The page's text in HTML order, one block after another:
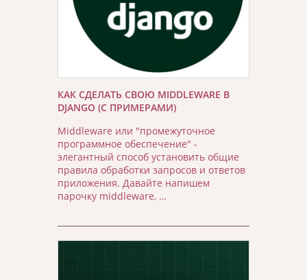
КАК СДЕЛАТЬ СВОЮ MIDDLEWARE В
DJANGO (С ПРИМЕРАМИ)
Middleware или "промежуточное
программное обеспечение" -
элегантный способ установить общие
правила обработки запросов и ответов
приложения. Давайте напишем
парочку middleware, …